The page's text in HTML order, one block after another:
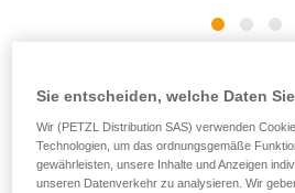
Ultraleichte Bandschlinge mit
Die FINESSE-Schlinge ist ultraleicht,
Sie entscheiden, welche Daten
Wir (PETZL Distribution SAS) verwenden
Technologien, um das ordnungsgemäße
gewährleisten, unsere Inhalte und Anzeigen
unseren Datenverkehr zu analysieren. Wir